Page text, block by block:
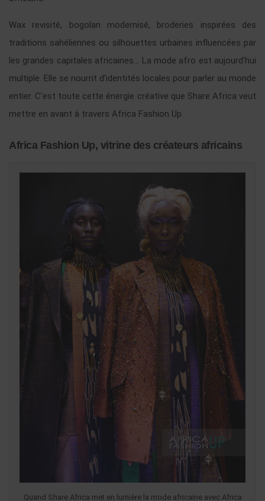
Wax revisité, bogolan modernisé, broderies inspirées des
traditions sahéliennes ou silhouettes urbaines influencées par
les grandes capitales africaines… La mode afro est aujourd’hui
multiple. Elle se nourrit d’identités locales pour parler au monde
entier. C’est toute cette énergie créative que Share Africa veut
mettre en avant à travers Africa Fashion Up.
Africa Fashion Up, vitrine des créateurs africains
Quand Share Africa met en lumière la mode africaine avec Africa